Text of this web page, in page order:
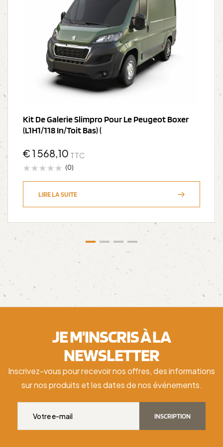
Kit De Galerie Slimpro Pour Le Peugeot Boxer
(L1H1/118 In/Toit Bas) (
€ 1 568,10 TTC
(0)
LIRE LA SUITE
JE M'INSCRIS À LA
NEWSLETTER
Inscrivez-vous pour recevoir nos offres, des informations
sur nos produits et les dates de nos événements.
INSCRIPTION